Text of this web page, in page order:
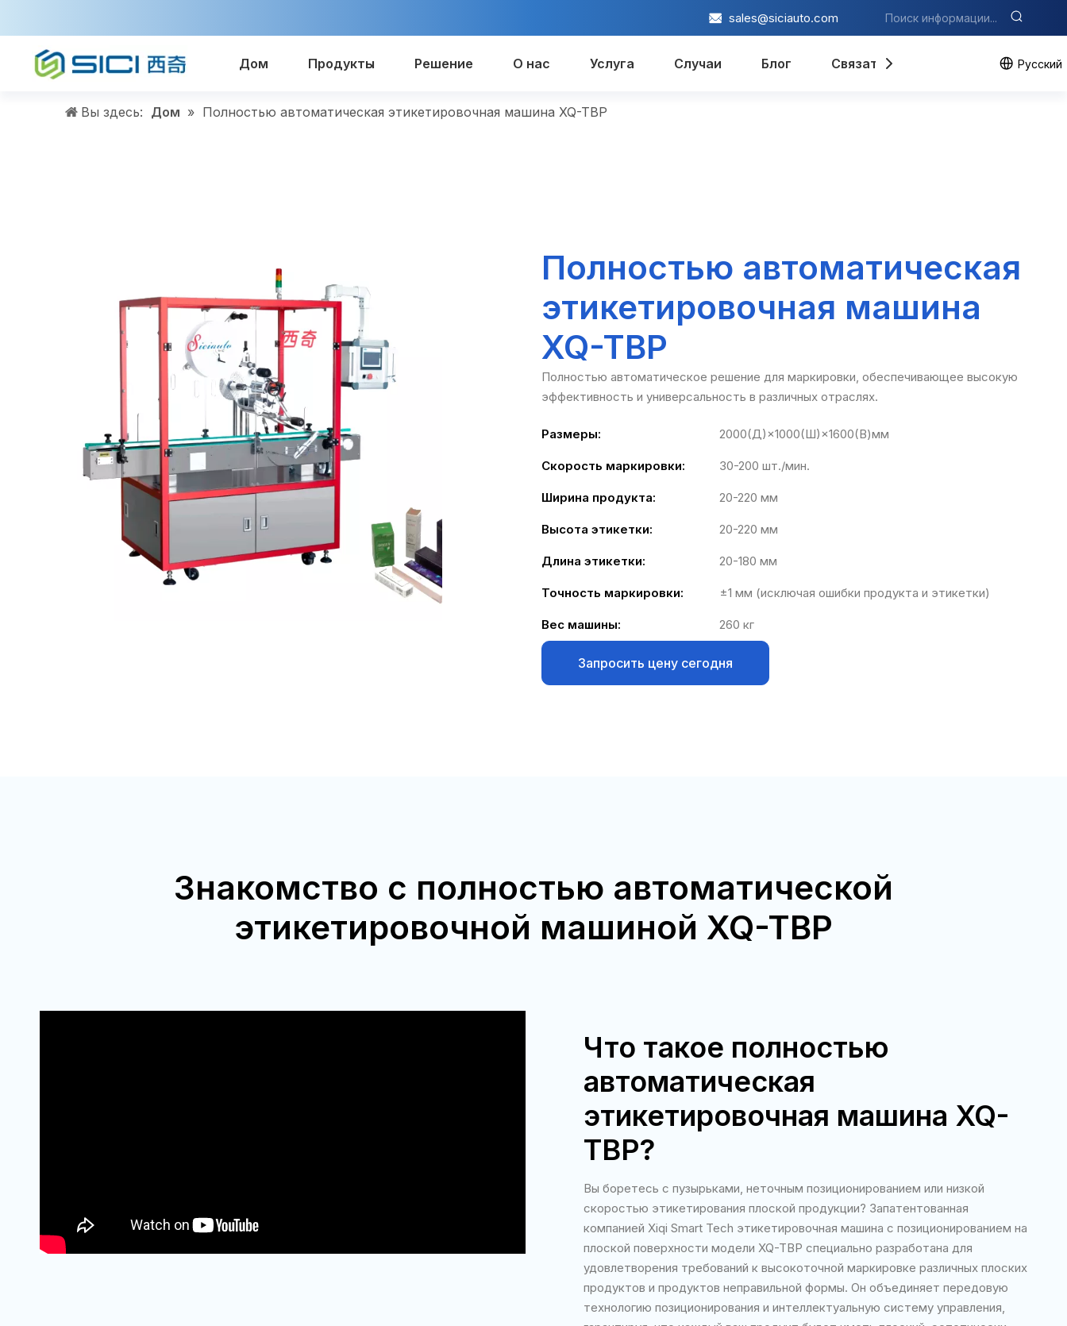
sales@siciauto.com
Дом Продукты Решение О нас Услуга Случаи Блог Связаться с нами Pусский
Вы здесь: Дом » Полностью автоматическая этикетировочная машина XQ-TBP
Полностью автоматическая
этикетировочная машина
XQ-TBP
Полностью автоматическое решение для маркировки, обеспечивающее высокую
эффективность и универсальность в различных отраслях.
Размеры: 2000(Д)×1000(Ш)×1600(В)мм
Скорость маркировки: 30-200 шт./мин.
Ширина продукта: 20-220 мм
Высота этикетки: 20-220 мм
Длина этикетки: 20-180 мм
Точность маркировки: ±1 мм (исключая ошибки продукта и этикетки)
Вес машины: 260 кг
Запросить цену сегодня
Знакомство с полностью автоматической
этикетировочной машиной XQ-TBP
Что такое полностью
автоматическая
этикетировочная машина XQ-
TBP?
Вы боретесь с пузырьками, неточным позиционированием или низкой
скоростью этикетирования плоской продукции? Запатентованная
компанией Xiqi Smart Tech этикетировочная машина с позиционированием на
плоской поверхности модели XQ-TBP специально разработана для
удовлетворения требований к высокоточной маркировке различных плоских
продуктов и продуктов неправильной формы. Он объединяет передовую
технологию позиционирования и интеллектуальную систему управления,